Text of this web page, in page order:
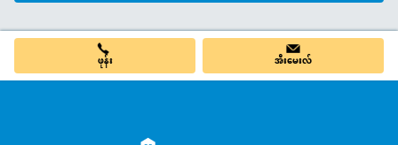
ဖုန်း အီးမေးလ်